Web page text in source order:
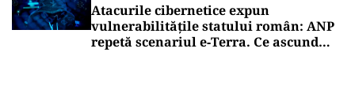
Atacurile cibernetice expun
vulnerabilitățile statului român: ANP
repetă scenariul e‑Terra. Ce ascund